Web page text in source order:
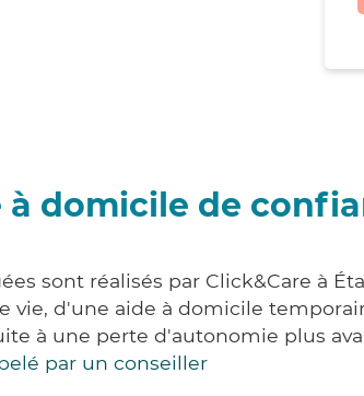
à domicile de
sont réalisés par Click&Care à
d'une aide à domicile
à une perte d'autonomie plus
par un conseiller